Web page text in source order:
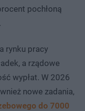
pochłoną
rynku pracy
a rządowe
wypłat. W 2026
nowe zadania,
do 7000